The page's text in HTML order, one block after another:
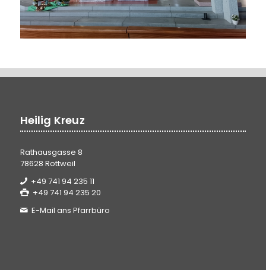
Heilig Kreuz
Rathausgasse 8
78628 Rottweil
+49 741 94 235 11
+49 741 94 235 20
E-Mail ans Pfarrbüro